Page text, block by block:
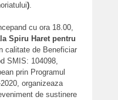
).
cu ora 18.00,
Spiru Haret pentru
calitate de Beneficiar
SMIS: 104098,
prin Programul
organizeaza
de sustinere